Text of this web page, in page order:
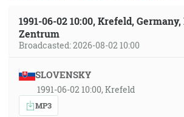
1991-06-02 10:00, Krefeld,
Zentrum
Broadcasted: 2026-08-02 10:00
SLOVENSKY
1991-06-02 10:00, Krefeld
MP3